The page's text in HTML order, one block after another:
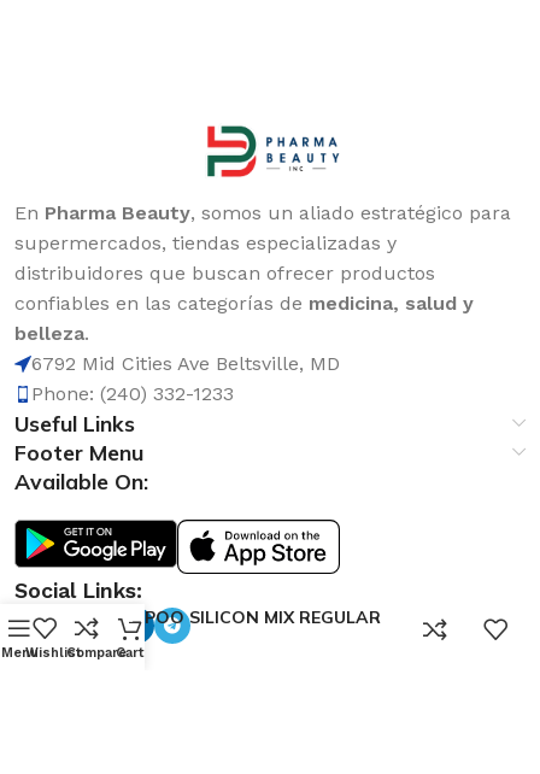
En Pharma Beauty, somos un aliado estratégico para
supermercados, tiendas especializadas y
distribuidores que buscan ofrecer productos
confiables en las categorías de medicina, salud y
belleza.
6792 Mid Cities Ave Beltsville, MD
Phone: (240) 332-1233
Useful Links
Footer Menu
Available On:
Social Links:
SHAMPOO SILICON MIX REGULAR
16.OZ
MenuWishlistCompare
0
Cart